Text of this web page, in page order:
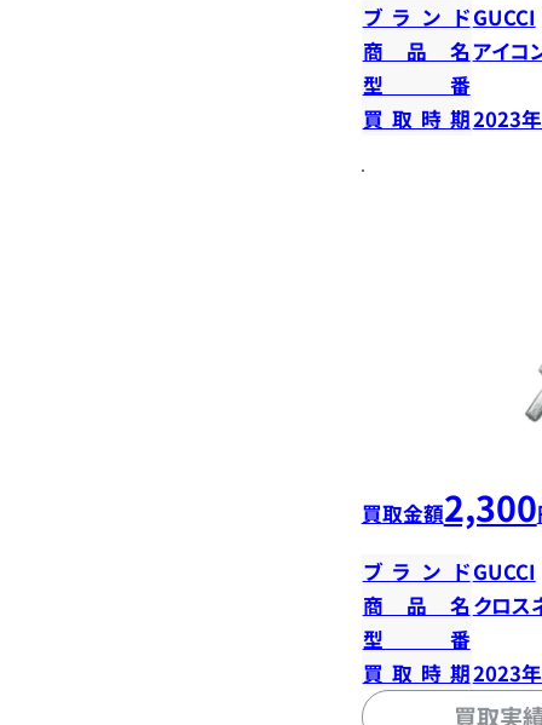
ブランドGUCCI
商品名アイコ
型番
買取時期2023
買取金額2,300
ブランドGUCCI
商品名 クロス
型番
買取時期2023
買取実